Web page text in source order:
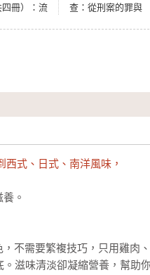
四冊）：流
查：從刑案的罪與
式、日式、南洋風味，
。
不需要繁複技巧，只用雞肉
滋味清淡卻凝縮營養，幫助